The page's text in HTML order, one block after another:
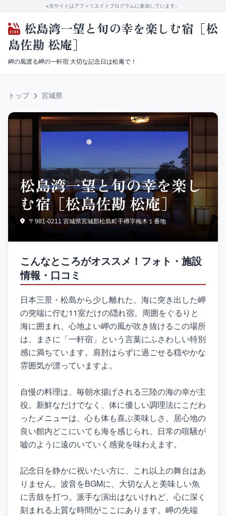
※当サイトはアフィリエイトプログラムに参加しています。
松島湾一望と旬の幸を楽しむ宿［松
島佐勘 松庵］
岬の風渡る岬の一軒宿 大切な記念日は松庵で！
トップ 宮城県
松島湾一望と旬の幸を楽し
む宿［松島佐勘 松庵］
〒981-0211 宮城県宮城郡松島町手樽字梅木１番地
こんなところがオススメ！フォト・施設
情報・口コミ
日本三景・松島から少し離れた、海に突き出した岬
の突端に佇む11室だけの隠れ宿。周囲をぐるりと
海に囲まれ、心地よい岬の風が吹き抜けるこの場所
は、まさに「一軒宿」という言葉にふさわしい特別
感に満ちています。肩肘はらずに過ごせる穏やかな
雰囲気が漂っていますよ。
自慢の料理は、毎朝水揚げされる三陸の海の幸が主
役。新鮮なだけでなく、体に優しい調理法にこだわ
ったメニューは、心も体も喜ぶ美味しさ。居心地の
良い館内どこにいても海を感じられ、日常の喧騒が
嘘のように遠のいていく感覚を味わえます。
記念日を静かに祝いたい方に、これ以上の舞台はあ
りません。波音をBGMに、大切な人と美味しい魚
に舌鼓を打つ。派手な演出はないけれど、心に深く
刻まれる上質な時間がここにあります。岬の先端